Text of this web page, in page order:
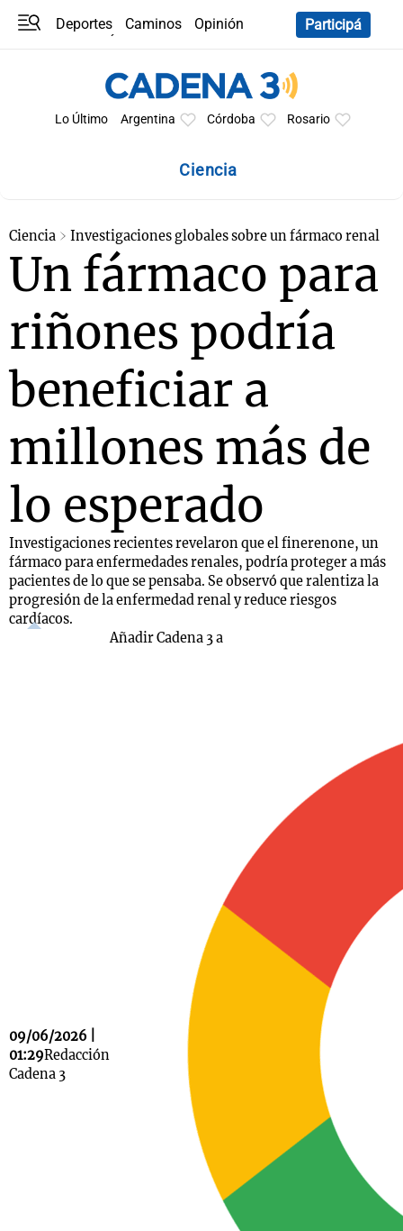
Deportes Caminos
Opinión
Participá
Lo Último Argentina Córdoba Rosario
Ciencia
Ciencia Investigaciones globales sobre un fármaco renal
Un fármaco para
riñones podría
beneficiar a
millones más de
lo esperado
Investigaciones recientes revelaron que el finerenone, un
fármaco para enfermedades renales, podría proteger a más
pacientes de lo que se pensaba. Se observó que ralentiza la
progresión de la enfermedad renal y reduce riesgos
cardíacos.
09/06/2026 |
01:29Redacción
Cadena 3
Añadir Cadena 3 a
La Sole en
Cadena 3